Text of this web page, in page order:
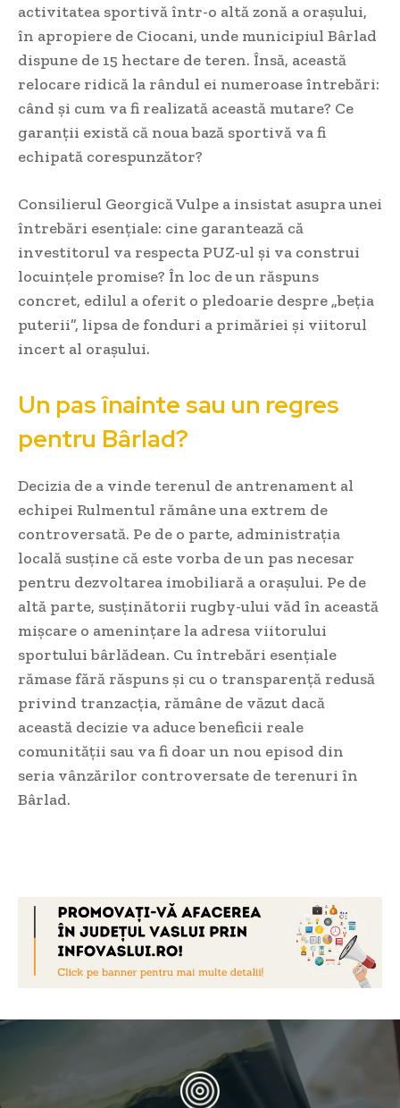
activitatea sportivă într-o altă zonă a orașului,
în apropiere de Ciocani, unde municipiul Bârlad
dispune de 15 hectare de teren. Însă, această
relocare ridică la rândul ei numeroase întrebări:
când și cum va fi realizată această mutare? Ce
garanții există că noua bază sportivă va fi
echipată corespunzător?
Consilierul Georgică Vulpe a insistat asupra unei
întrebări esențiale: cine garantează că
investitorul va respecta PUZ-ul și va construi
locuințele promise? În loc de un răspuns
concret, edilul a oferit o pledoarie despre „beția
puterii”, lipsa de fonduri a primăriei și viitorul
incert al orașului.
Un pas înainte sau un regres
pentru Bârlad?
Decizia de a vinde terenul de antrenament al
echipei Rulmentul rămâne una extrem de
controversată. Pe de o parte, administrația
locală susține că este vorba de un pas necesar
pentru dezvoltarea imobiliară a orașului. Pe de
altă parte, susținătorii rugby-ului văd în această
mișcare o amenințare la adresa viitorului
sportului bârlădean. Cu întrebări esențiale
rămase fără răspuns și cu o transparență redusă
privind tranzacția, rămâne de văzut dacă
această decizie va aduce beneficii reale
comunității sau va fi doar un nou episod din
seria vânzărilor controversate de terenuri în
Bârlad.